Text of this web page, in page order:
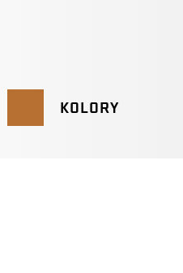
KOLORY